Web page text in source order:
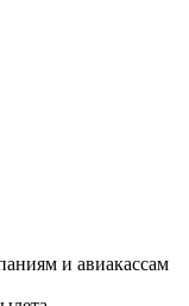
и авиакассам